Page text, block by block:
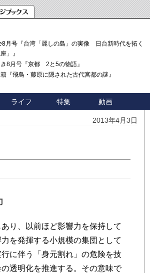
月号『台湾「麗しの島」の実像 日台新時代を拓く「3
」』
8月号『京都 2と5の物語』
『飛鳥・藤原に隠された古代宮都の謎』
ライフ 特集 動画
2013年4月3日
り、以前ほど影響力を保持して
を発揮する小規模の集団として
に伴う「身元割れ」の危険を技
透明化を推進する。その意味で